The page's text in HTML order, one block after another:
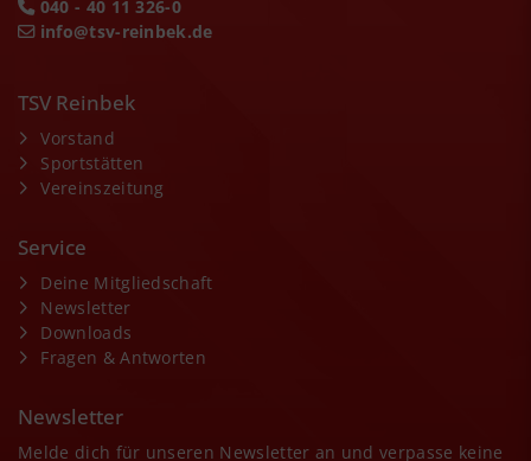
040 - 40 11 326-0
info@tsv-reinbek.de
TSV Reinbek
Vorstand
Sportstätten
Vereinszeitung
Service
Deine Mitgliedschaft
Newsletter
Downloads
Fragen & Antworten
Newsletter
Melde dich für unseren Newsletter an und verpasse keine